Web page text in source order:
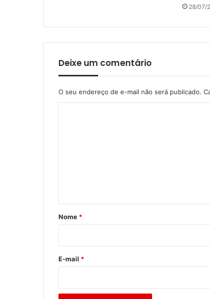
28/07/
Deixe um comentário
O seu endereço de e-mail não será publicado.
r
*
Nome *
E-mail *